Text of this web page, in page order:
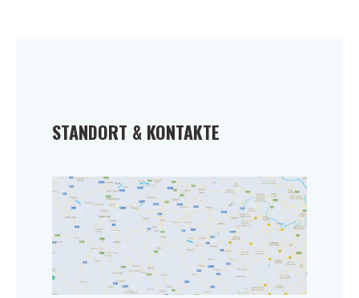
STANDORT & KONTAKTE